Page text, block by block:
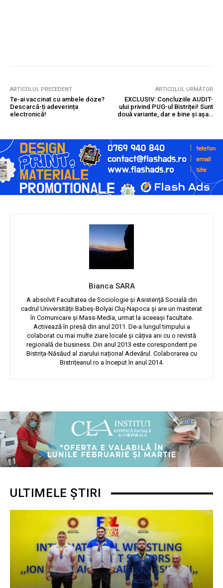
ARTICOLUL PRECEDENT
Te-ai vaccinat cu ambele doze?
Descarcă-ți adeverința
electronică!
ARTICOLUL URMĂTOR
EXCLUSIV: Concluziile AUDIT-
ului privind PUG-ul Bistriței! Sunt
două variante, dar e bine și așa…
Bianca SARA
A absolvit Facultatea de Sociologie și Asistență Socială din
cadrul Universității Babeș-Bolyai Cluj-Napoca și are un masterat
în Comunicare și Mass-Media, urmat la aceeași facultate.
Activează în presă din anul 2011. De-a lungul timpului a
colaborat cu mai multe ziare locale și câțiva ani cu o revistă
regională de business. Din anul 2013 este corespondent pe
Bistrița-Năsăud al ziarului național Adevărul. Colaborarea cu
Bistrițeanul.ro a început în anul 2014.
ULTIMELE ȘTIRI